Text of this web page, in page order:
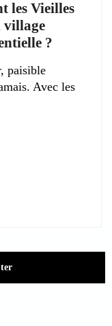
les Vieilles
village
?
paisible
Avec les